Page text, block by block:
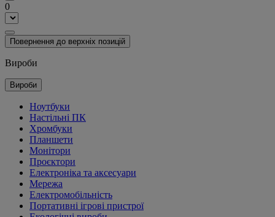
0
Повернення до верхніх позицій
Вироби
Вироби
Ноутбуки
Настільні ПК
Хромбуки
Планшети
Монітори
Проєктори
Електроніка та аксесуари
Мережа
Електромобільність
Портативні ігрові пристрої